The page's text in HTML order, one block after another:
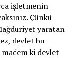
işletmenin
Çünkü
yaratan
devlet bu
ki devlet